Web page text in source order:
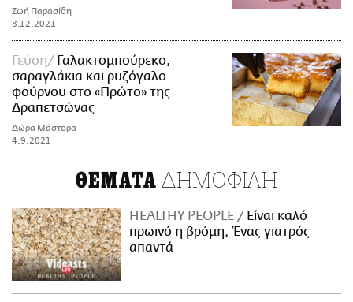
Ζωή Παρασίδη
8.12.2021
Γεύση
Γαλακτομπούρεκο,
σαραγλάκια και ρυζόγαλο
φούρνου στο «Πρώτο» της
Δραπετσώνας
Δώρα Μάστορα
4.9.2021
ΘΕΜΑΤΑ ΔΗΜΟΦΙΛΗ
HEALTHY PEOPLE
Είναι καλό
πρωινό η βρόμη; Ένας γιατρός
απαντά